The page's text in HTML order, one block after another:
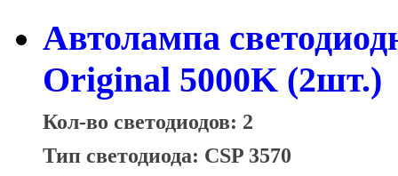
Автолампа
Original 5000K (2шт.)
Кол-во светодиодов: 2
Тип светодиода: CSP 3570